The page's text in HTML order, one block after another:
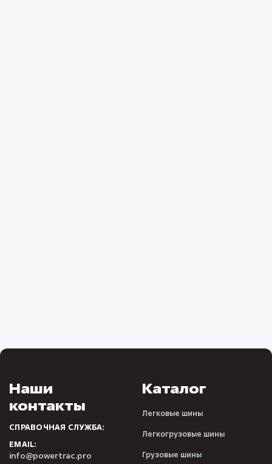
Наши
контакты
СПРАВОЧНАЯ СЛУЖБА:
EMAIL:
info@powertrac.pro
Каталог
Легковые шины
Легкогрузовые шины
Грузовые шины